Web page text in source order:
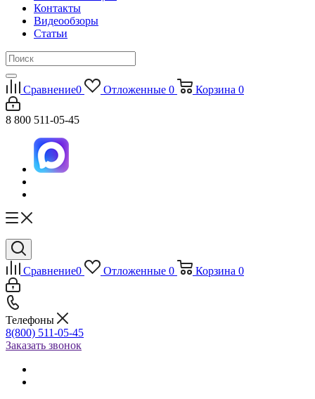
Контакты
Видеообзоры
Статьи
Сравнение0 Отложенные 0 Корзина 0
8 800 511-05-45
Сравнение0 Отложенные 0 Корзина 0
Телефоны
8(800) 511-05-45
Заказать звонок